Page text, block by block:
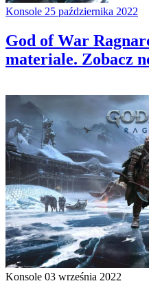
Konsole 25 października 2022
God of War
materiale. Zobacz
Konsole 03 września 2022